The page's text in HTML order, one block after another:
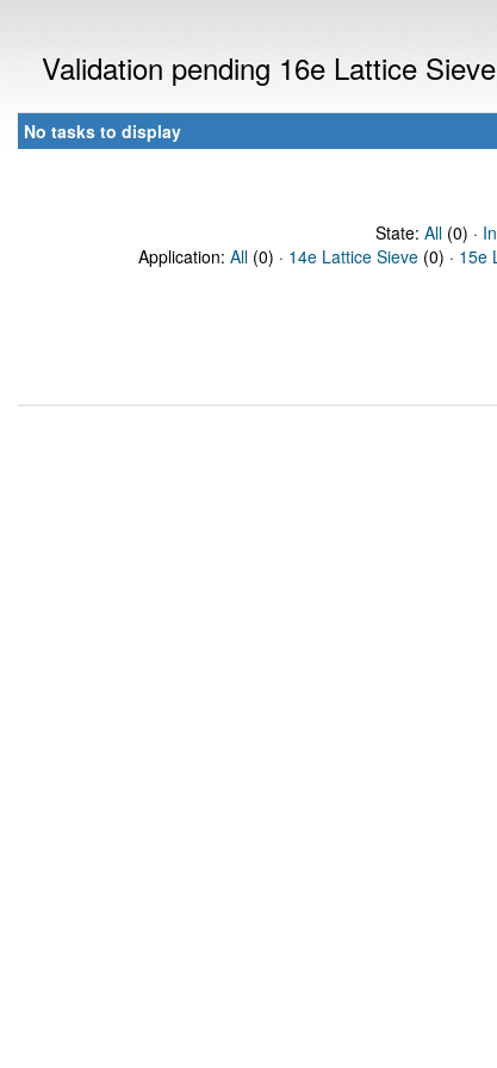
Validation pending 16e Lattice
No tasks to display
State: All(0) ·
Application: All (0) · 14e Lattice Sieve (0) · 15e